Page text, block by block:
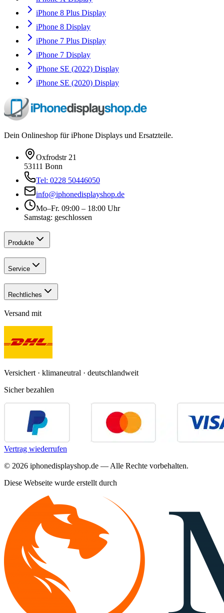
iPhone 8 Plus Display
iPhone 8 Display
iPhone 7 Plus Display
iPhone 7 Display
iPhone SE (2022) Display
iPhone SE (2020) Display
Dein Onlineshop für iPhone Displays und Ersatzteile.
Oxfrodstr 21
53111 Bonn
Tel: 0228 50446050
info@iphonedisplayshop.de
Mo–Fr. 09:00 – 18:00 Uhr
Samstag: geschlossen
Produkte
Service
Rechtliches
Versand mit
Versichert · klimaneutral · deutschlandweit
Sicher bezahlen
Vertrag wiederrufen
© 2026 iphonedisplayshop.de — Alle Rechte vorbehalten.
Diese Webseite wurde erstellt durch